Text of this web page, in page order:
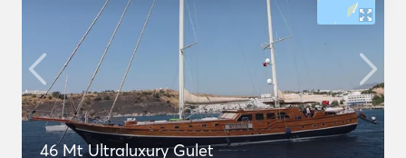
46 Mt Ultraluxury Gulet